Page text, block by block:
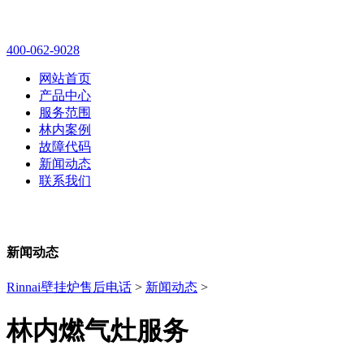
400-062-9028
网站首页
产品中心
服务范围
林内案例
故障代码
新闻动态
联系我们
新闻动态
Rinnai壁挂炉售后电话 > 新闻动态 >
林内燃气灶服务